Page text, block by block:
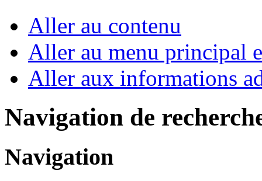
Aller au contenu
Aller au menu principal
Aller aux informations
Navigation de
Navigation